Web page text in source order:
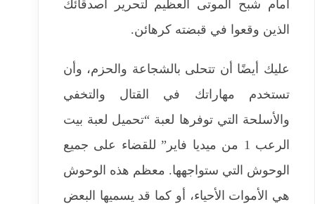
أمام شبح الموتى العظيم لتحرير أصدقائك
الذين وقعوا في قبضته كرهائن.
عليك أيضًا أن تتحلى بالشجاعة والحزم، وأن
تستخدم مهاراتك في القتال والتخفي
والأسلحة التي توفرها لعبة “تحميل لعبة بيت
الرعب 1 من ميديا فاير
” للقضاء على جميع
الوحوش التي ستواجهها. معظم هذه الوحوش
هي الأموات الأحياء، أو كما قد يسميها البعض